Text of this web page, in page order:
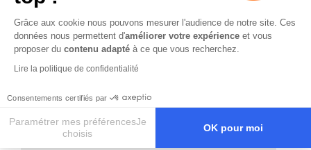
Grâce aux cookie nous pouvons mesurer l'audience de notre site. Ces
données nous permettent d'améliorer votre expérience et vous
proposer du contenu adapté à ce que vous recherchez.
Lire la politique de confidentialité
Consentements certifiés par
Paramétrer mes préférencesJe
choisis
OK pour moi
Test Ballbar : tout comprendre sur le